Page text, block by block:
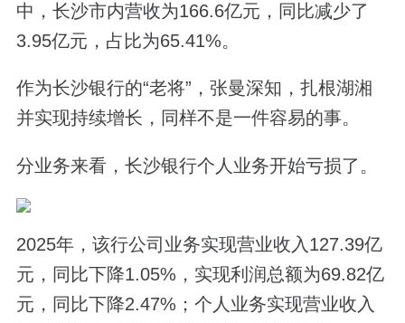
中，长沙市内营收为166.6亿元，同比减少了
3.95亿元，占比为65.41%。
作为长沙银行的“老将”，张曼深知，扎根湖湘
并实现持续增长，同样不是一件容易的事。
分业务来看，长沙银行个人业务开始亏损了。
2025年，该行公司业务实现营业收入127.39亿
元，同比下降1.05%，实现利润总额为69.82亿
元，同比下降2.47%；个人业务实现营业收入